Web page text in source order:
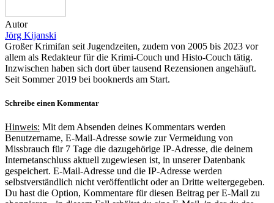
Autor
Jörg Kijanski
Großer Krimifan seit Jugendzeiten, zudem von 2005 bis 2023 vor
allem als Redakteur für die Krimi-Couch und Histo-Couch tätig.
Inzwischen haben sich dort über tausend Rezensionen angehäuft.
Seit Sommer 2019 bei booknerds am Start.
Schreibe einen Kommentar
Hinweis: Mit dem Absenden deines Kommentars werden
Benutzername, E-Mail-Adresse sowie zur Vermeidung von
Missbrauch für 7 Tage die dazugehörige IP-Adresse, die deinem
Internetanschluss aktuell zugewiesen ist, in unserer Datenbank
gespeichert. E-Mail-Adresse und die IP-Adresse werden
selbstverständlich nicht veröffentlicht oder an Dritte weitergegeben.
Du hast die Option, Kommentare für diesen Beitrag per E-Mail zu